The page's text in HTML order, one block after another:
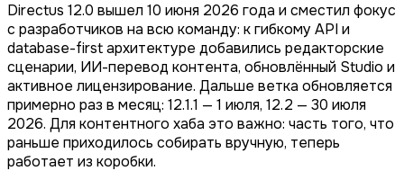
Directus 12.0 вышел 10 июня 2026 года и сместил фокус
с разработчиков на всю команду: к гибкому API и
database-first архитектуре добавились редакторские
сценарии, ИИ-перевод контента, обновлённый Studio и
активное лицензирование. Дальше ветка обновляется
примерно раз в месяц: 12.1.1 — 1 июля, 12.2 — 30 июля
2026. Для контентного хаба это важно: часть того, что
раньше приходилось собирать вручную, теперь
работает из коробки.